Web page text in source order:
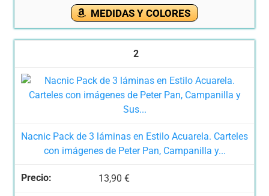
MEDIDAS Y COLORES
2
Nacnic Pack de 3 láminas en Estilo Acuarela. Carteles
con imágenes de Peter Pan, Campanilla y...
13,90 €